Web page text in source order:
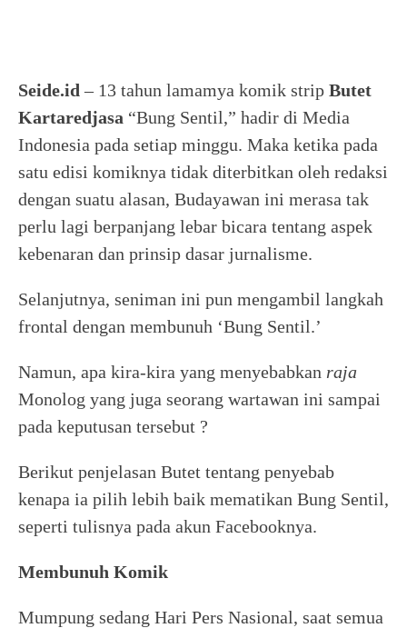
Seide.id – 13 tahun lamamya komik strip Butet
Kartaredjasa “Bung Sentil,” hadir di Media
Indonesia pada setiap minggu. Maka ketika pada
satu edisi komiknya tidak diterbitkan oleh redaksi
dengan suatu alasan, Budayawan ini merasa tak
perlu lagi berpanjang lebar bicara tentang aspek
kebenaran dan prinsip dasar jurnalisme.
Selanjutnya, seniman ini pun mengambil langkah
frontal dengan membunuh ‘Bung Sentil.’
Namun, apa kira-kira yang menyebabkan raja
Monolog yang juga seorang wartawan ini sampai
pada keputusan tersebut ?
Berikut penjelasan Butet tentang penyebab
kenapa ia pilih lebih baik mematikan Bung Sentil,
seperti tulisnya pada akun Facebooknya.
Membunuh Komik
Mumpung sedang Hari Pers Nasional, saat semua